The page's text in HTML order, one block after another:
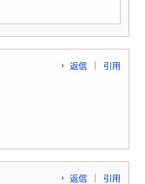
返信 引用
返信 引用